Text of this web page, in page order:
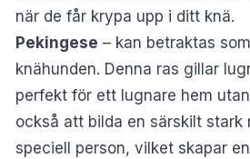
när de får krypa upp i ditt knä.
Pekingese – kan betraktas
knähunden. Denna ras gillar
perfekt för ett lugnare hem
också att bilda en särskilt stark
speciell person, vilket skapar